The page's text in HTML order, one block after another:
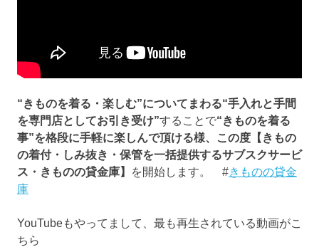
“きものを着る・楽しむ”についてまわる“手入れと手間
を専門店としてお引き受け”することで“きものを着る
事”を格段に手軽に楽しんで頂ける様、この度【きもの
の着付・しみ抜き・保管を一括提供するサブスクサービ
ス・きものの貸金庫】
を開始します。 #きものの貸金
庫
YouTubeもやってまして、最も再生されている動画がこ
ちら